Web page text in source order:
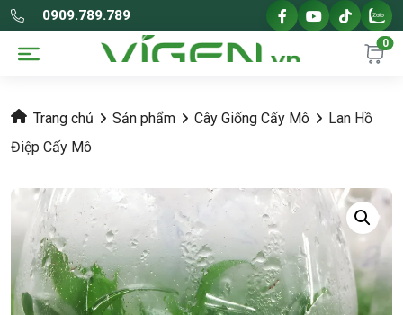
0909.789.789
0
Trang chủ Sản phẩm Cây Giống Cấy Mô
Lan Hồ
Điệp Cấy Mô